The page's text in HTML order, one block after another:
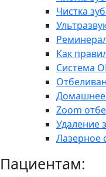
Чистка
Как
Система
Домашнее
Zoom
Удаление
Лазерное
Пациентам: